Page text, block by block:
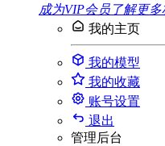
成为VIP会员 了解更
我的主页
我的模型
我的收藏
账号设置
退出
管理后台